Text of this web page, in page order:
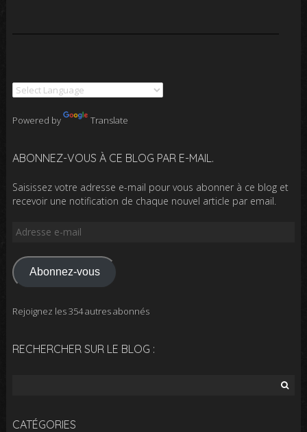
Powered by Translate
ABONNEZ-VOUS À CE BLOG PAR E-MAIL.
Saisissez votre adresse e-mail pour vous abonner à ce blog et
recevoir une notification de chaque nouvel article par email.
Adresse
mail
Abonnez-vous
Rejoignez les 354 autres abonnés
RECHERCHER SUR LE BLOG :
CATÉGORIES